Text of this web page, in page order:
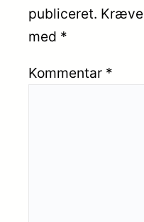
publiceret.
med *
Kommentar *